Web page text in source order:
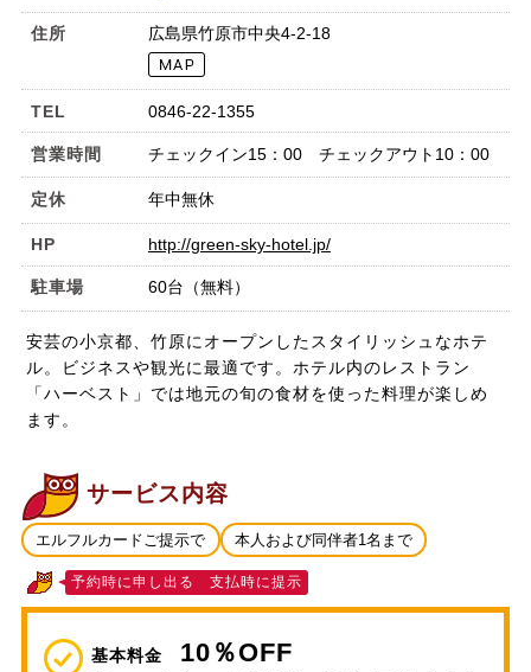
住所 広島県竹原市中央4-2-18
TEL 0846-22-1355
営業時間 チェックイン15：00 チェックアウト10：00
定休 年中無休
HP http://green-sky-hotel.jp/
駐車場 60台（無料）
安芸の小京都、竹原にオープンしたスタイリッシュなホテ
ル。ビジネスや観光に最適です。ホテル内のレストラン
「ハーベスト」では地元の旬の食材を使った料理が楽しめ
ます。
サービス内容
エルフルカードご提示で 本人および同伴者1名まで
予約時に申し出る 支払時に提示
基本料金 10％OFF